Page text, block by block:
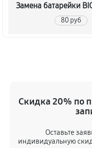
Замена батарейки
80 руб
Скидка 20% по
Оставьте
индивидуальную